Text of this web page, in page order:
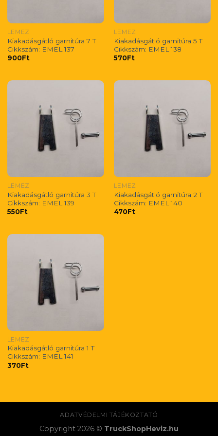
LEMEZ
Kiakadásgátló garnitúra 7 T
Cikkszám: EMEL 137
900Ft
LEMEZ
Kiakadásgátló garnitúra 5 T
Cikkszám: EMEL 138
570Ft
LEMEZ
Kiakadásgátló garnitúra 3 T
Cikkszám: EMEL 139
550Ft
LEMEZ
Kiakadásgátló garnitúra 2 T
Cikkszám: EMEL 140
470Ft
LEMEZ
Kiakadásgátló garnitúra 1 T
Cikkszám: EMEL 141
370Ft
ADATVÉDELMI TÁJÉKOZTATÓ
Copyright 2026 © TruckShopHeviz.hu